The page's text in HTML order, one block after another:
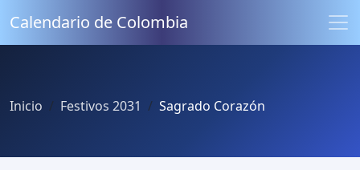
Calendario de Colombia
Inicio Festivos 2031 Sagrado Corazón